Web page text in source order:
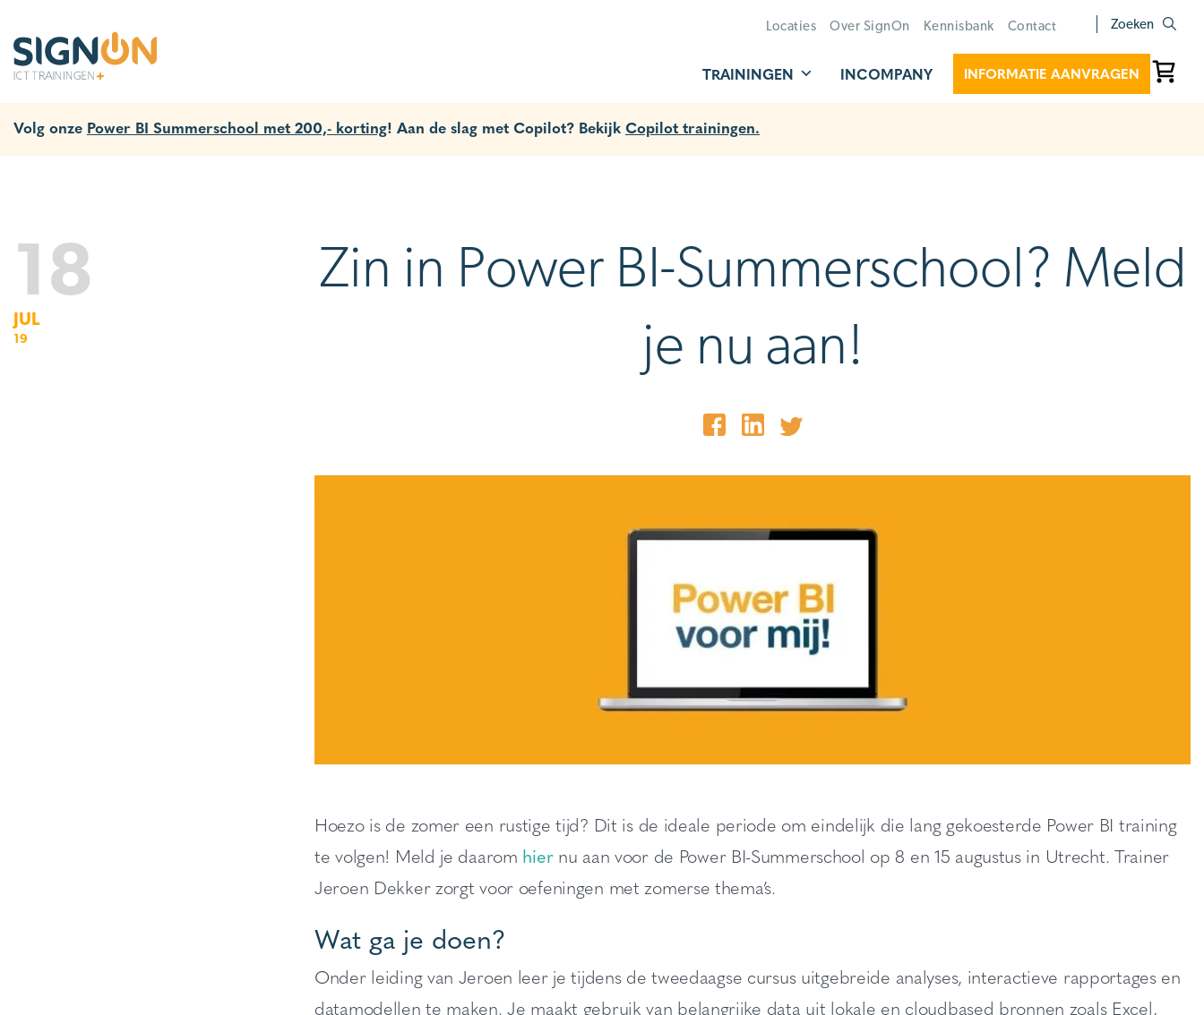
Locaties Over SignOn Kennisbank Contact Zoeken
TRAININGEN INCOMPANY INFORMATIE AANVRAGEN
Volg onze Power BI Summerschool met 200,- korting! Aan de slag met Copilot? Bekijk Copilot trainingen.
18
JUL
19
Zin in Power BI-Summerschool? Meld
je nu aan!
Hoezo is de zomer een rustige tijd? Dit is de ideale periode om eindelijk die lang gekoesterde Power BI training
te volgen! Meld je daarom hiernu aan voor de Power BI-Summerschool op 8 en 15 augustus in Utrecht. Trainer
Jeroen Dekker zorgt voor oefeningen met zomerse thema’s.
Wat ga je doen?
Onder leiding van Jeroen leer je tijdens de tweedaagse cursus uitgebreide analyses, interactieve rapportages en
datamodellen te maken. Je maakt gebruik van belangrijke data uit lokale en cloudbased bronnen zoals Excel,